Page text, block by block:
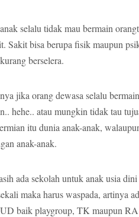
selalu tidak mau bermain
Sakit bisa berupa fisik maupun
berselera.
jika orang dewasa selalu
hehe.. atau mungkin tidak tau
itu dunia anak-anak,
anak-anak.
ada sekolah untuk anak usia
maka harus waspada, artinya
baik playgroup, TK maupun RA